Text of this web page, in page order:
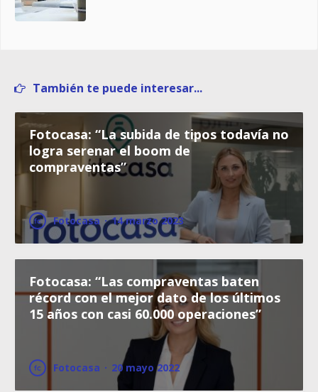
También te puede interesar...
Fotocasa: “La subida de tipos todavía no
logra serenar el boom de
compraventas”
Fotocasa · 14 marzo 2023
Fotocasa: “Las compraventas baten
récord con el mejor dato de los últimos
15 años con casi 60.000 operaciones”
Fotocasa · 20 mayo 2022